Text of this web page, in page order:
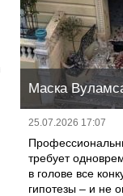
Маска
25.07.2026 17:07
требует
в голове все
гипотезы – и не